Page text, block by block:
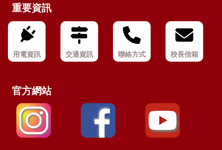
重要資訊
用電資訊 交通資訊 聯絡方式 校長信箱
官方網站